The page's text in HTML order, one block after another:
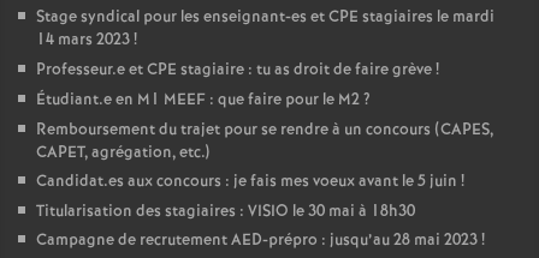
Stage syndical pour les enseignant-es etCPE stagiaires le mardi
14 mars 2023!
Professeur.e etCPE stagiaire : tu as droit de faire grève!
Étudiant.e en M1 MEEF : que faire pour le M2?
Remboursement du trajet pour se rendre à un concours (CAPES,
CAPET, agrégation, etc.)
Candidat.es aux concours : je fais mes voeux avant le 5 juin !
Titularisation des stagiaires : VISIO le 30 mai à 18h30
Campagne de recrutementAED-prépro : jusqu’au 28 mai 2023!